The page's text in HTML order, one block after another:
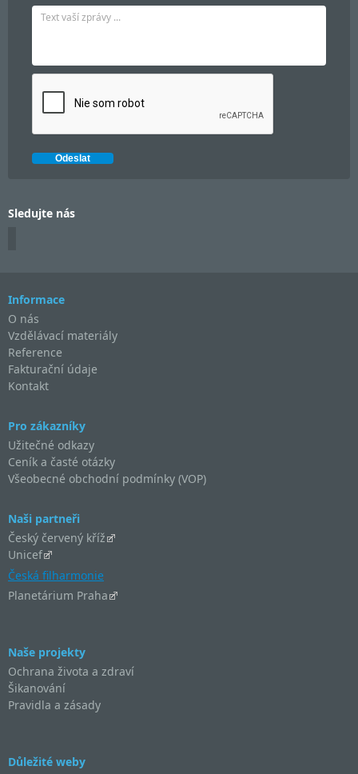
Sledujte nás
Informace
O nás
Vzdělávací materiály
Reference
Fakturační údaje
Kontakt
Pro zákazníky
Užitečné odkazy
Ceník a časté otázky
Všeobecné obchodní podmínky (VOP)
Naši partneři
Český červený kříž
Unicef
Česká filharmonie
Planetárium Praha
Naše projekty
Ochrana života a zdraví
Šikanování
Pravidla a zásady
Důležité weby